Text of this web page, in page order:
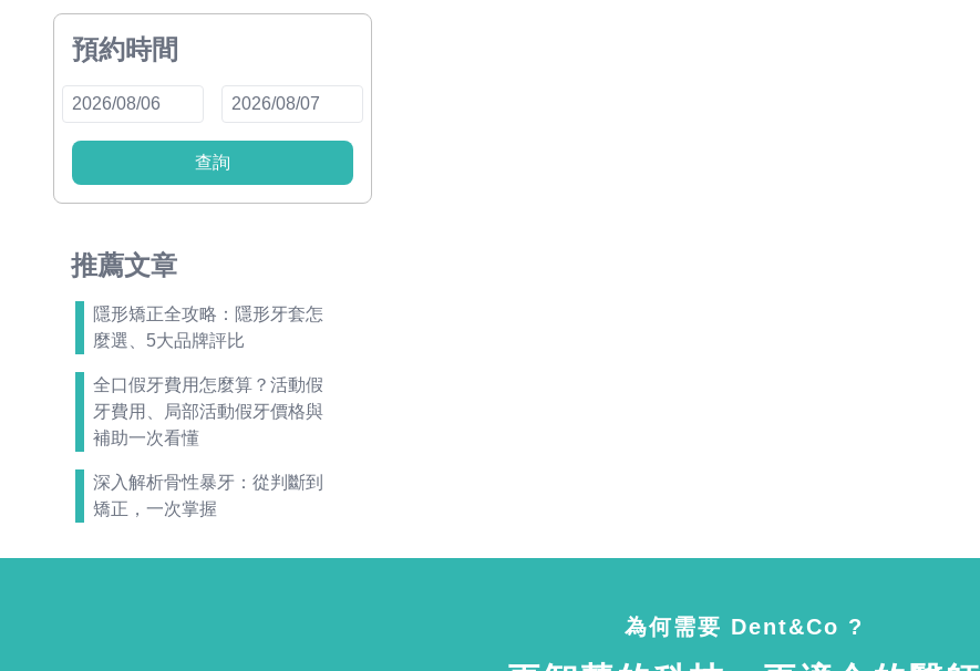
預約時間
查詢
推薦文章
隱形矯正全攻略：隱形牙套怎
麼選、5大品牌評比
全口假牙費用怎麼算？活動假
牙費用、局部活動假牙價格與
補助一次看懂
深入解析骨性暴牙：從判斷到
矯正，一次掌握
為何需要 Dent&Co ?